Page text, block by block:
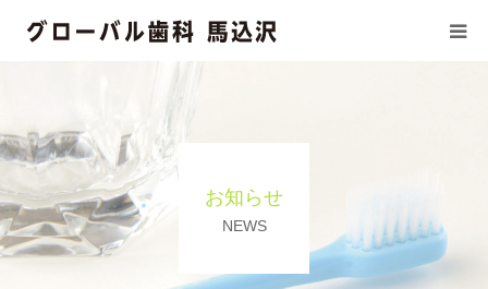
お知らせ
NEWS
医療基本方針
当院の施設基準